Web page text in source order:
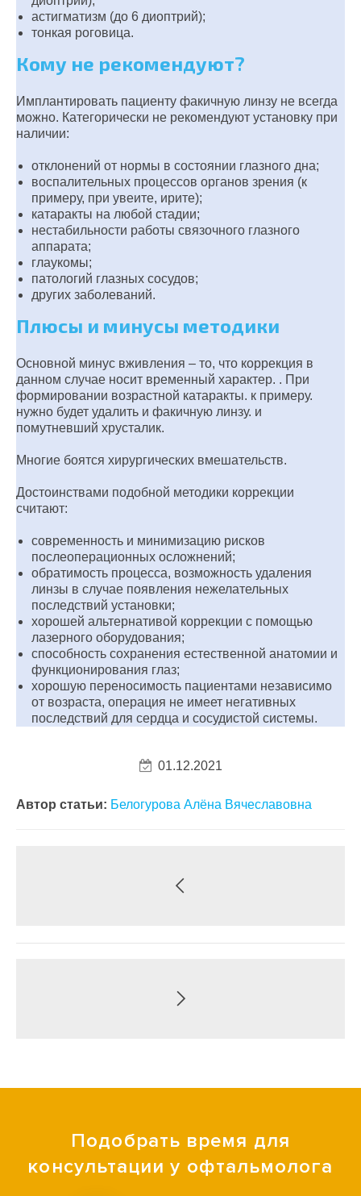
астигматизм (до 6 диоптрий);
тонкая роговица.
Кому не рекомендуют?
Имплантировать пациенту факичную линзу не всегда
можно. Категорически не рекомендуют установку при
наличии:
отклонений от нормы в состоянии глазного дна;
воспалительных процессов органов зрения (к
примеру, при увеите, ирите);
катаракты на любой стадии;
нестабильности работы связочного глазного
аппарата;
глаукомы;
патологий глазных сосудов;
других заболеваний.
Плюсы и минусы методики
Основной минус вживления – то, что коррекция в
данном случае носит временный характер. . При
формировании возрастной катаракты. к примеру.
нужно будет удалить и факичную линзу. и
помутневший хрусталик.
Многие боятся хирургических вмешательств.
Достоинствами подобной методики коррекции
считают:
современность и минимизацию рисков
послеоперационных осложнений;
обратимость процесса, возможность удаления
линзы в случае появления нежелательных
последствий установки;
хорошей альтернативой коррекции с помощью
лазерного оборудования;
способность сохранения естественной анатомии и
функционирования глаз;
хорошую переносимость пациентами независимо
от возраста, операция не имеет негативных
последствий для сердца и сосудистой системы.
01.12.2021
Автор статьи: Белогурова Алёна Вячеславовна
Подобрать время для
консультации у офтальмолога